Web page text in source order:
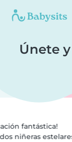
Únete
fantástica!
niñeras